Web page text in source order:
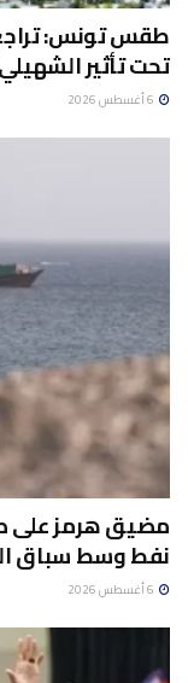
طقس تونس:
تحت تأثير
مضيق هرمز على
نفط وسط سباق